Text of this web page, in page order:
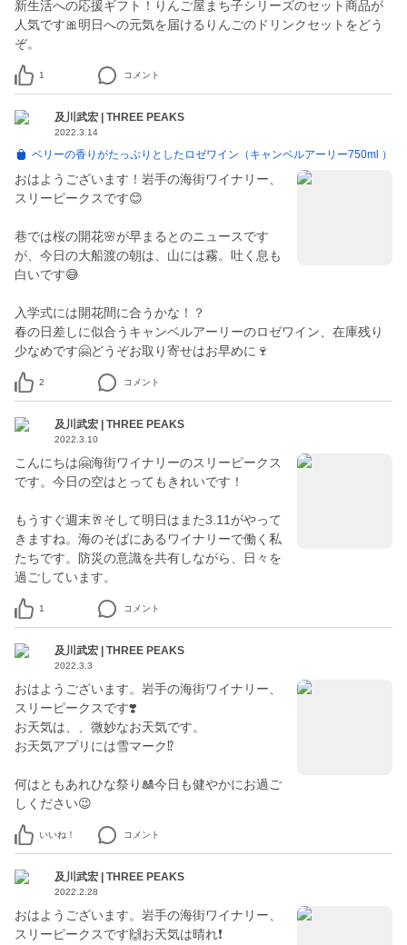
新生活への応援ギフト！りんご屋まち子シリーズのセット商品が
人気です🎀明日への元気を届けるりんごのドリンクセットをどう
ぞ。
1 コメント
及川武宏 | THREE PEAKS
2022.3.14
ベリーの香りがたっぷりとしたロゼワイン（キャンベルアーリー750ml ）
おはようございます！岩手の海街ワイナリー、
スリーピークスです😊
巷では桜の開花🌸が早まるとのニュースです
が、今日の大船渡の朝は、山には霧。吐く息も
白いです😅
入学式には開花間に合うかな！？
春の日差しに似合うキャンベルアーリーのロゼワイン、在庫残り
少なめです🤗どうぞお取り寄せはお早めに🍷
2 コメント
及川武宏 | THREE PEAKS
2022.3.10
こんにちは🤗海街ワイナリーのスリーピークス
です。今日の空はとってもきれいです！
もうすぐ週末🥂そして明日はまた3.11がやって
きますね。海のそばにあるワイナリーで働く私
たちです。防災の意識を共有しながら、日々を
過ごしています。
1 コメント
及川武宏 | THREE PEAKS
2022.3.3
おはようございます。岩手の海街ワイナリー、
スリーピークスです❣️
お天気は、、微妙なお天気です。
お天気アプリには雪マーク⁉️
何はともあれひな祭り🎎今日も健やかにお過ご
しください😉
いいね！ コメント
及川武宏 | THREE PEAKS
2022.2.28
おはようございます。岩手の海街ワイナリー、
スリーピークスです🙌お天気は晴れ❗️